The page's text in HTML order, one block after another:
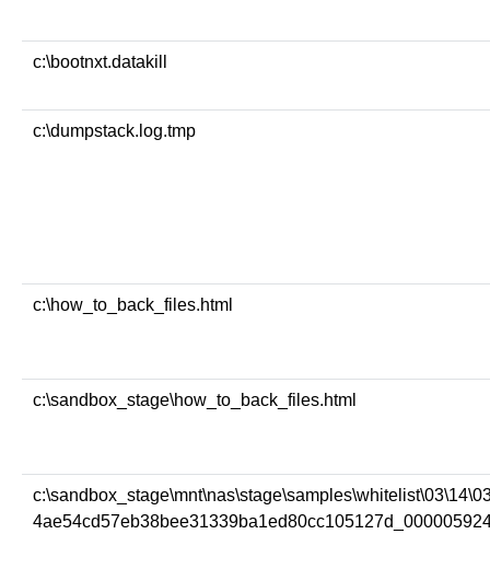
c:\bootnxt.datakill
c:\dumpstack.log.tmp
c:\how_to_back_files.html
c:\sandbox_stage\how_to_back_files.html